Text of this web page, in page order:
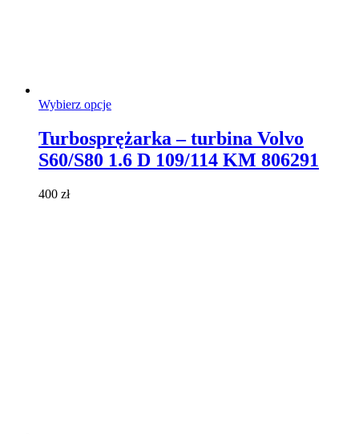
Wybierz opcjeTen
wiele
wariantów.
Turbosprężarka – turbina Volvo
S60/S80 1.6 D 109/114 KM 806291
400 zł